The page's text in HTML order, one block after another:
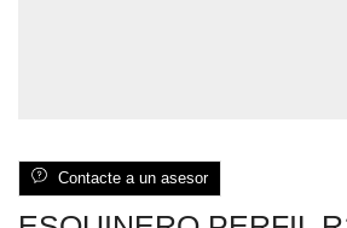
Contacte a un asesor